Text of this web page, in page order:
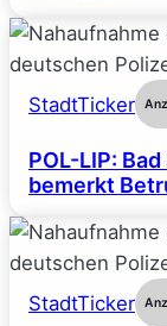
StadtTicker
POL-LIP:
bemerkt
StadtTicker